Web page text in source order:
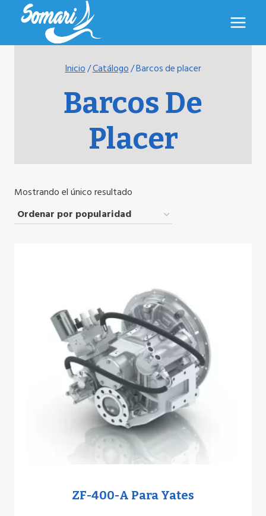
Saltar
contenido
Inicio/Catálogo/Barcos de placer
Barcos De
Placer
Mostrando el único resultado
ZF-400-A Para Yates